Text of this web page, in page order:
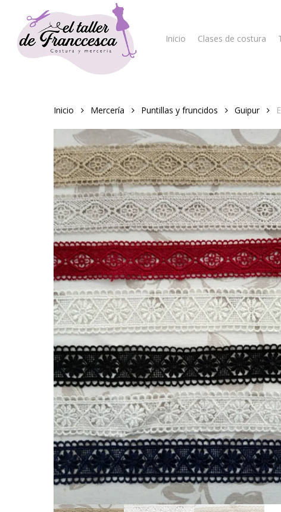
main
content
Hit enter to search or ESC to close
Inicio Clases de costura
Inicio Mercería Puntillas y fruncidos Guipur